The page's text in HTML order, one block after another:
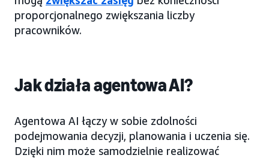
proporcjonalnego zwiększania liczby
pracowników.
Jak działa agentowa AI?
Agentowa AI łączy w sobie zdolności
podejmowania decyzji, planowania i uczenia się.
Dzięki nim może samodzielnie realizować